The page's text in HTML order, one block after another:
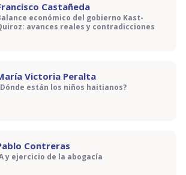
Castañeda
económico del gobierno Kast-
avances reales y contradicciones
Victoria Peralta
están los niños haitianos?
Contreras
y ejercicio de la abogacía